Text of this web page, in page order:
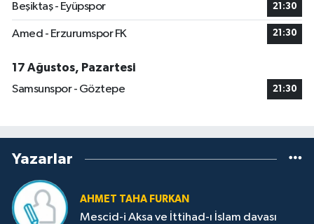
Beşiktaş - Eyüpspor 21:30
Amed - Erzurumspor FK 21:30
17 Ağustos, Pazartesi
Samsunspor - Göztepe
21:30
Yazarlar
AHMET TAHA FURKAN
Mescid-i Aksa ve İttihad-ı İslam davası